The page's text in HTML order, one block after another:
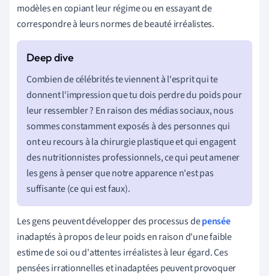
modèles en copiant leur régime ou en essayant de
correspondre à leurs normes de beauté irréalistes.
Combien de célébrités te viennent à l'esprit qui te
donnent l'impression que tu dois perdre du poids pour
leur ressembler ? En raison des médias sociaux, nous
sommes constamment exposés à des personnes qui
ont eu recours à la chirurgie plastique et qui engagent
des nutritionnistes professionnels, ce qui peut amener
les gens à penser que notre apparence n'est pas
suffisante (ce qui est faux).
Les gens peuvent développer des processus depensée
inadaptés à propos de leur poids en raison d'une faible
estime de soi ou d'attentes irréalistes à leur égard. Ces
pensées irrationnelles et inadaptées peuvent provoquer